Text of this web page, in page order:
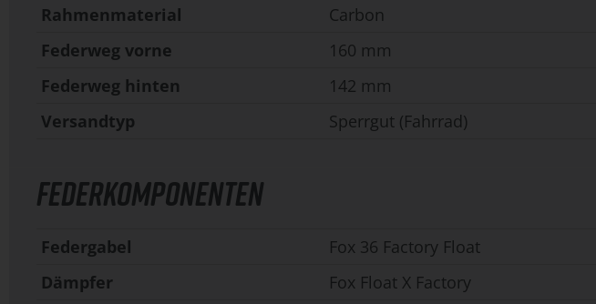
Rahmenmaterial
Carbon
Federweg vorne
160 mm
Federweg hinten
142 mm
Versandtyp
Sperrgut (Fahrrad)
FEDERKOMPONENTEN
Federgabel
Fox 36 Factory Float
Dämpfer
Fox Float X Factory